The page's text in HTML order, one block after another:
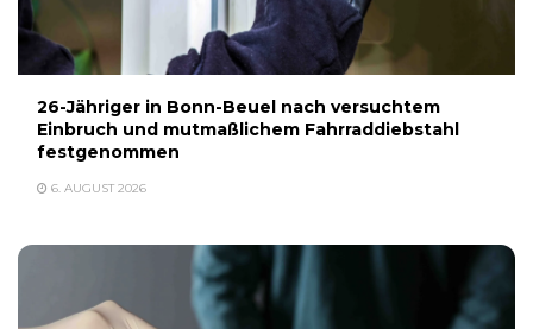
26-Jähriger in Bonn-Beuel nach versuchtem
Einbruch und mutmaßlichem Fahrraddiebstahl
festgenommen
6. AUGUST 2026